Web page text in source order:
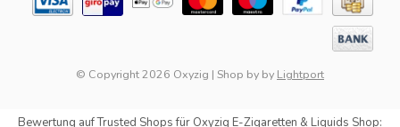
© Copyright 2026 Oxyzig | Shop by by Lightport
Bewertung aufTrusted Shopsfür Oxyzig E-Zigaretten & Liquids Shop: